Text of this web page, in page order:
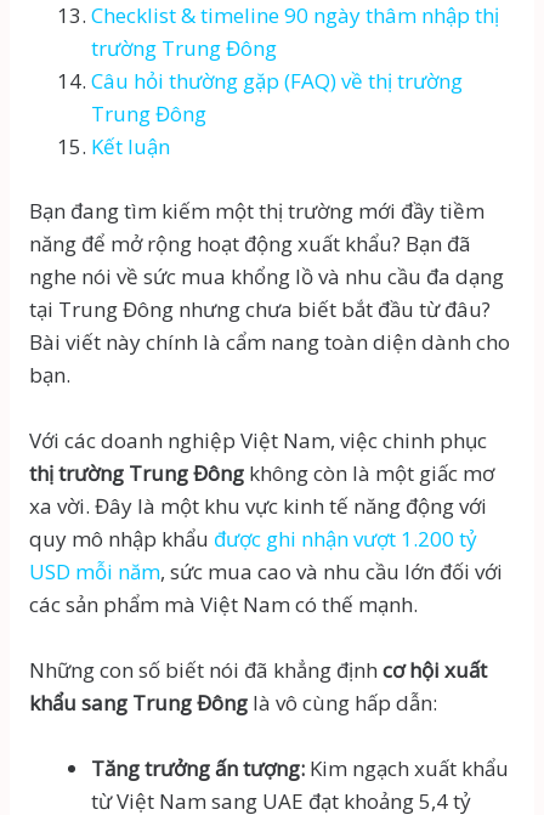
Checklist & timeline 90 ngày thâm nhập thị
trường Trung Đông
Câu hỏi thường gặp (FAQ) về thị trường
Trung Đông
Kết luận
Bạn đang tìm kiếm một thị trường mới đầy tiềm
năng để mở rộng hoạt động xuất khẩu? Bạn đã
nghe nói về sức mua khổng lồ và nhu cầu đa dạng
tại Trung Đông nhưng chưa biết bắt đầu từ đâu?
Bài viết này chính là cẩm nang toàn diện dành cho
bạn.
Với các doanh nghiệp Việt Nam, việc chinh phục
thị trường Trung Đôngkhông còn là một giấc mơ
xa vời. Đây là một khu vực kinh tế năng động với
quy mô nhập khẩu được ghi nhận vượt 1.200 tỷ
USD mỗi năm, sức mua cao và nhu cầu lớn đối với
các sản phẩm mà Việt Nam có thế mạnh.
Những con số biết nói đã khẳng định cơ hội xuất
khẩu sang Trung Đônglà vô cùng hấp dẫn:
Tăng trưởng ấn tượng:Kim ngạch xuất khẩu
từ Việt Nam sang UAE đạt khoảng 5,4 tỷ